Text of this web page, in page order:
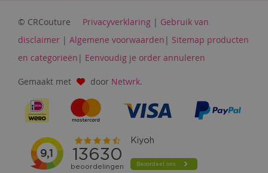
© CRCouture Privacyverklaring | Gebruik van
disclaimer | Algemene voorwaarden | Sitemap producten
en categorieën | Eenvoudig je order annuleren
Gemaakt met door Netwrk.